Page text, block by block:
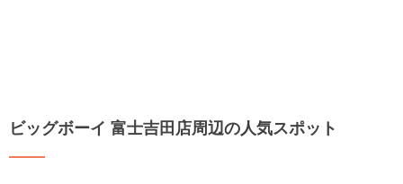
ビッグボーイ 富士吉田店周辺の人気スポット